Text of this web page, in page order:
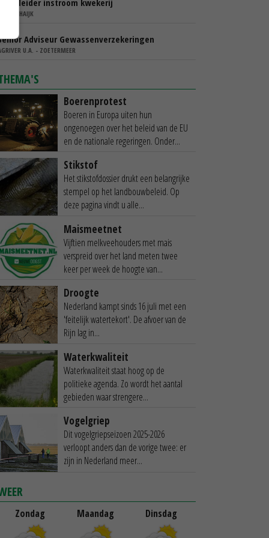
Teamleider instroom kwekerij
IBN - SCHAIJK
Adviseur Gewassenverzekeringen
U.A. - ZOETERMEER
Boerenprotest
Boeren in Europa uiten hun
ongenoegen over het beleid van de EU
en de nationale regeringen. Onder...
Stikstof
Het stikstofdossier drukt een belangrijke
stempel op het landbouwbeleid. Op
deze pagina vindt u alle...
Maismeetnet
Vijftien melkveehouders met mais
verspreid over het land meten twee
keer per week de hoogte van...
Droogte
Nederland kampt sinds 16 juli met een
'feitelijk watertekort'. De afvoer van de
Rijn lag in...
Waterkwaliteit
Waterkwaliteit staat hoog op de
politieke agenda. Zo wordt het aantal
gebieden waar strengere...
Vogelgriep
Dit vogelgriepseizoen 2025-2026
verloopt anders dan de vorige twee: er
zijn in Nederland meer...
Zondag Maandag Dinsdag